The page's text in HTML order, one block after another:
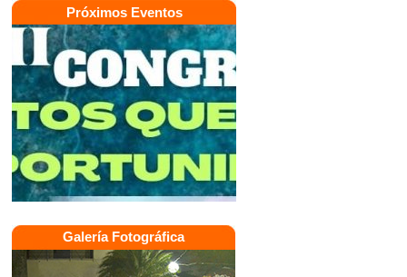
Próximos Eventos
Galería Fotográfica